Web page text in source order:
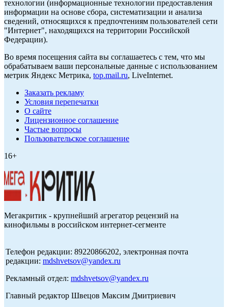
технологии (информационные технологии предоставления
информации на основе сбора, систематизации и анализа
сведений, относящихся к предпочтениям пользователей сети
"Интернет", находящихся на территории Российской
Федерации).
Во время посещения сайта вы соглашаетесь с тем, что мы
обрабатываем ваши персональные данные с использованием
метрик Яндекс Метрика, top.mail.ru, LiveInternet.
Заказать рекламу
Условия перепечатки
О сайте
Лицензионное соглашение
Частые вопросы
Пользовательское соглашение
16+
Мегакритик - крупнейший агрегатор рецензий на
кинофильмы в российском интернет-сегменте
Телефон редакции: 89220866202, электронная почта
редакции: mdshvetsov@yandex.ru
Рекламный отдел: mdshvetsov@yandex.ru
Главный редактор Швецов Максим Дмитриевич